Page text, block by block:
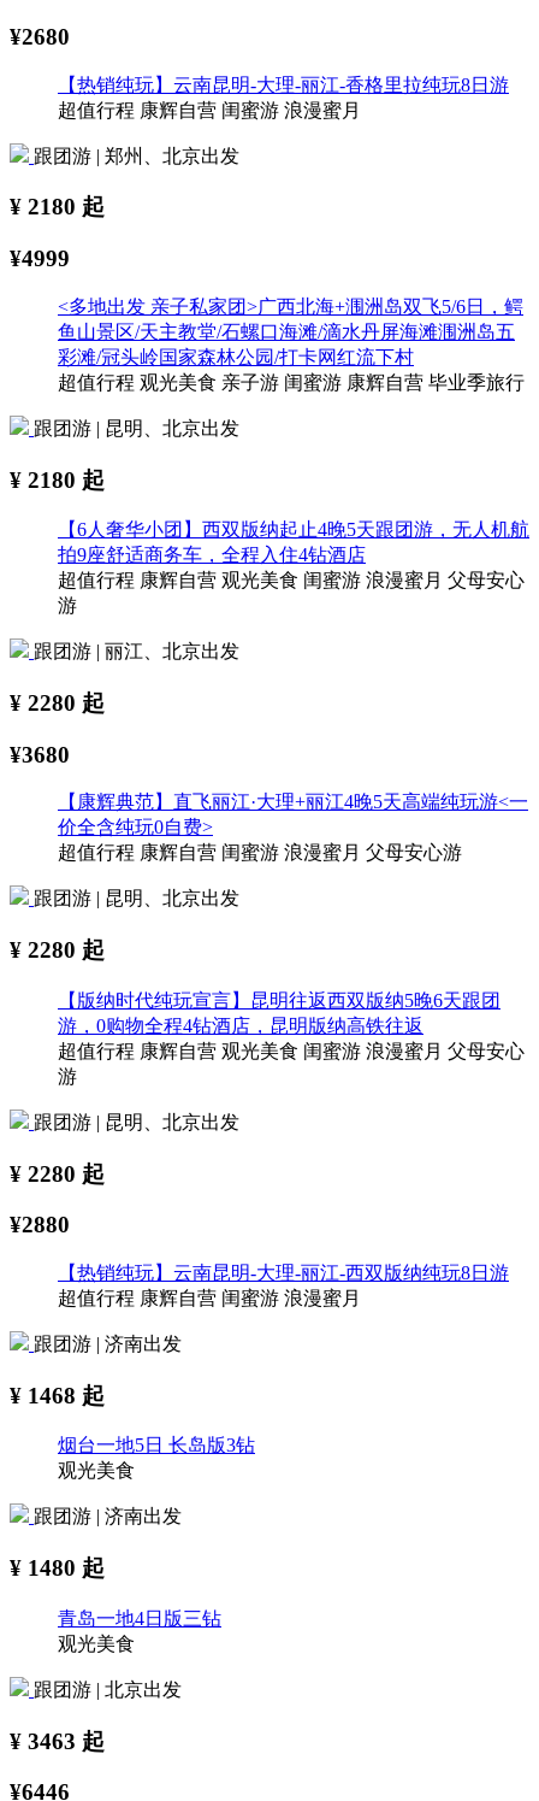
¥2680
【热销纯玩】云南昆明-大理-丽江-香格里拉纯玩8日游
超值行程 康辉自营 闺蜜游 浪漫蜜月
跟团游 | 郑州、北京出发
¥ 2180 起
¥4999
<多地出发 亲子私家团>广西北海+涠洲岛双飞5/6日，鳄
鱼山景区/天主教堂/石螺口海滩/滴水丹屏海滩涠洲岛五
彩滩/冠头岭国家森林公园/打卡网红流下村
超值行程 观光美食 亲子游 闺蜜游 康辉自营 毕业季旅行
跟团游 | 昆明、北京出发
¥ 2180 起
【6人奢华小团】西双版纳起止4晚5天跟团游，无人机航
拍9座舒适商务车，全程入住4钻酒店
超值行程 康辉自营 观光美食 闺蜜游 浪漫蜜月 父母安心
游
跟团游 | 丽江、北京出发
¥ 2280 起
¥3680
【康辉典范】直飞丽江·大理+丽江4晚5天高端纯玩游<一
价全含纯玩0自费>
超值行程 康辉自营 闺蜜游 浪漫蜜月 父母安心游
跟团游 | 昆明、北京出发
¥ 2280 起
【版纳时代纯玩宣言】昆明往返西双版纳5晚6天跟团
游，0购物全程4钻酒店，昆明版纳高铁往返
超值行程 康辉自营 观光美食 闺蜜游 浪漫蜜月 父母安心
游
跟团游 | 昆明、北京出发
¥ 2280 起
¥2880
【热销纯玩】云南昆明-大理-丽江-西双版纳纯玩8日游
超值行程 康辉自营 闺蜜游 浪漫蜜月
跟团游 | 济南出发
¥ 1468 起
烟台一地5日 长岛版3钻
观光美食
跟团游 | 济南出发
¥ 1480 起
青岛一地4日版三钻
观光美食
跟团游 | 北京出发
¥ 3463 起
¥6446